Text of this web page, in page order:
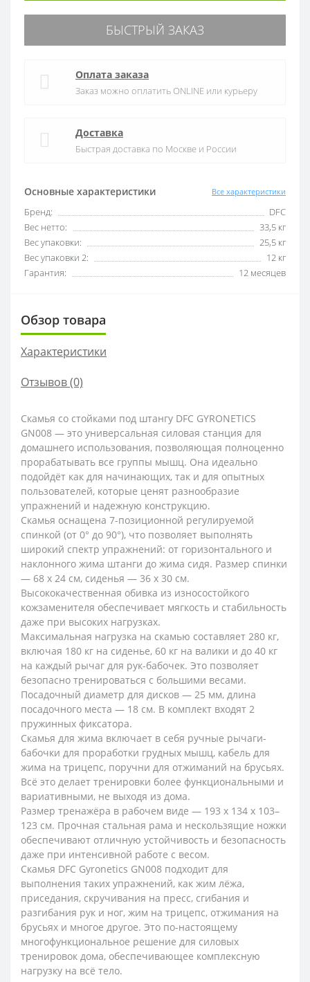
Основные характеристики Все характеристики
Бренд:
DFC
Вес нетто:
33,5 кг
Вес упаковки:
25,5 кг
Вес упаковки 2:
12 кг
Гарантия:
12 месяцев
БЫСТРЫЙ ЗАКАЗ
Оплата заказа
Заказ можно оплатить ONLINE или курьеру
Доставка
Быстрая доставка по Москве и России
Обзор товара
Характеристики
Отзывов (0)
Скамья со стойками под штангу DFC GYRONETICS
GN008 — это универсальная силовая станция для
домашнего использования, позволяющая полноценно
прорабатывать все группы мышц. Она идеально
подойдёт как для начинающих, так и для опытных
пользователей, которые ценят разнообразие
упражнений и надежную конструкцию.
Скамья оснащена 7-позиционной регулируемой
спинкой (от 0° до 90°), что позволяет выполнять
широкий спектр упражнений: от горизонтального и
наклонного жима штанги до жима сидя. Размер спинки
— 68 х 24 см, сиденья — 36 х 30 см.
Высококачественная обивка из износостойкого
кожзаменителя обеспечивает мягкость и стабильность
даже при высоких нагрузках.
Максимальная нагрузка на скамью составляет 280 кг,
включая 180 кг на сиденье, 60 кг на валики и до 40 кг
на каждый рычаг для рук-бабочек. Это позволяет
безопасно тренироваться с большими весами.
Посадочный диаметр для дисков — 25 мм, длина
посадочного места — 18 см. В комплект входят 2
пружинных фиксатора.
Скамья для жима включает в себя ручные рычаги-
бабочки для проработки грудных мышц, кабель для
жима на трицепс, поручни для отжиманий на брусьях.
Всё это делает тренировки более функциональными и
вариативными, не выходя из дома.
Размер тренажёра в рабочем виде — 193 х 134 х 103–
123 см. Прочная стальная рама и нескользящие ножки
обеспечивают отличную устойчивость и безопасность
даже при интенсивной работе с весом.
Скамья DFC Gyronetics GN008 подходит для
выполнения таких упражнений, как жим лёжа,
приседания, скручивания на пресс, сгибания и
разгибания рук и ног, жим на трицепс, отжимания на
брусьях и многое другое. Это по-настоящему
многофункциональное решение для силовых
тренировок дома, обеспечивающее комплексную
нагрузку на всё тело.